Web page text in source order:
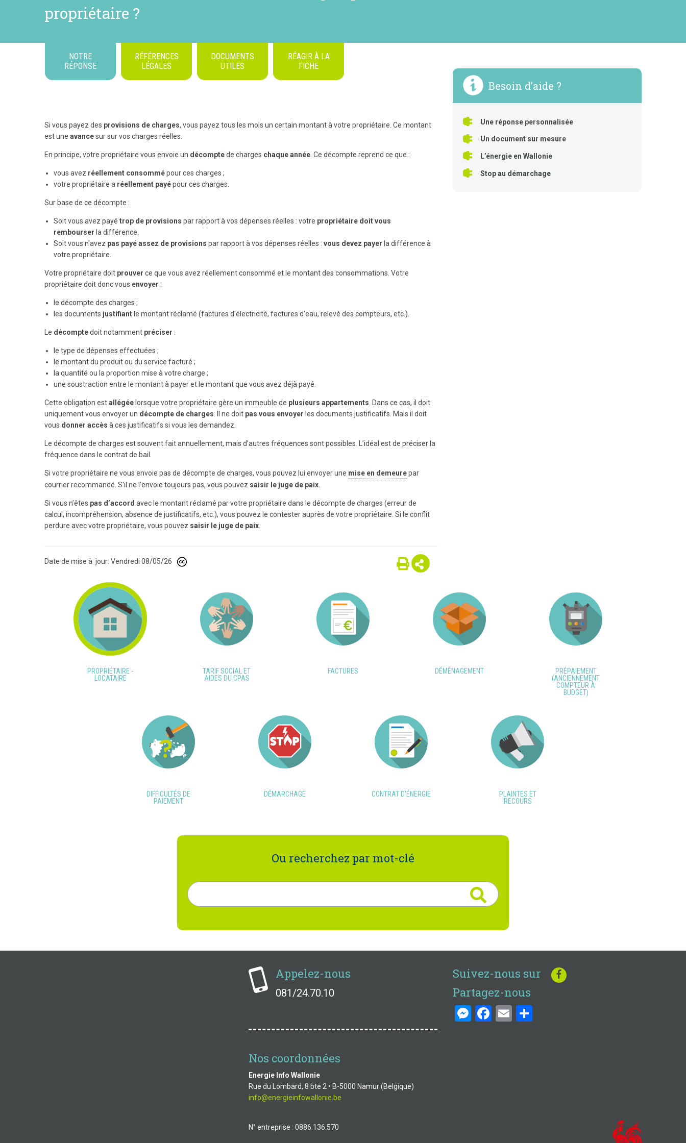
propriétaire ?
NOTRE
RÉPONSE
RÉFÉRENCES
LÉGALES
DOCUMENTS
UTILES
RÉAGIR À LA
FICHE
Si vous payez des provisions de charges, vous payez tous les mois un certain montant à votre propriétaire. Ce montant
est une avancesur sur vos charges réelles.
En principe, votre propriétaire vous envoie un décomptede charges chaque année . Ce décompte reprend ce que :
vous avez réellement consommépour ces charges ;
votre propriétaire a réellement payépour ces charges.
Sur base de ce décompte :
Soit vous avez payé trop de provisions par rapport à vos dépenses réelles : votre propriétaire doit vous
rembourser la différence.
Soit vous n'avez pas payé assez de provisions par rapport à vos dépenses réelles : vous devez payer la différence à
votre propriétaire.
Votre propriétaire doit prouver ce que vous avez réellement consommé et le montant des consommations. Votre
propriétaire doit donc vous envoyer :
le décompte des charges ;
les documents justifiant le montant réclamé (factures d'électricité, factures d'eau, relevé des compteurs, etc.).
Le décomptedoit notamment préciser :
le type de dépenses effectuées ;
le montant du produit ou du service facturé ;
la quantité ou la proportion mise à votre charge ;
une soustraction entre le montant à payer et le montant que vous avez déjà payé.
Cette obligation estallégée lorsque votre propriétaire gère un immeuble de plusieurs appartements . Dans ce cas, il doit
uniquement vous envoyer un décompte de charges . Il ne doit pas vous envoyer les documents justificatifs. Mais il doit
vous donner accès à ces justificatifs si vous les demandez.
Le décompte de charges est souvent fait annuellement, mais d’autres fréquences sont possibles. L’idéal est de préciser la
fréquence dans le contrat de bail.
Si votre propriétaire ne vous envoie pas de décompte de charges, vous pouvez lui envoyer une mise en demeurepar
courrier recommandé. S'il ne l'envoie toujours pas, vous pouvez saisir le juge de paix
Si vous n’êtes pas d’accord avec le montant réclamé par votre propriétaire dans le décompte de charges (erreur de
calcul, incompréhension, absence de justificatifs, etc.), vous pouvez le contester auprès de votre propriétaire. Si le conflit
perdure avec votre propriétaire, vous pouvez saisir le juge de paix
Date de mise à jour: Vendredi 08/05/26
Besoin d’aide ?
Une réponse personnalisée
Un document sur mesure
L’énergie en Wallonie
Stop au démarchage
PROPRIÉTAIRE -
LOCATAIRE
TARIF SOCIAL ET
AIDES DU CPAS
FACTURES DÉMÉNAGEMENT
PRÉPAIEMENT
(ANCIENNEMENT
COMPTEUR À
BUDGET)
DIFFICULTÉS DE
PAIEMENT
DÉMARCHAGE CONTRAT D'ÉNERGIE
PLAINTES ET
RECOURS
Ou recherchez par mot-clé
Rechercher
Appelez-nous
081/24.70.10
Nos coordonnées
Energie Info Wallonie
Rue du Lombard, 8 bte 2 • B-5000 Namur (Belgique)
info@energieinfowallonie.be
N° entreprise : 0886.136.570
Suivez-nous sur
Partagez-nous
Messenger
Facebook
EmailShare